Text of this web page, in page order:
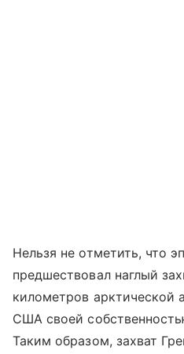
Нельзя не отметить, что
предшествовал наглый
километров арктической
США своей
Таким образом, захват